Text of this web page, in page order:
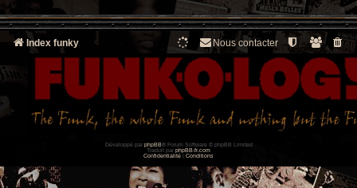
Index funky Nous contacter
Développé par phpBB® Forum Software © phpBB Limited
Traduit par phpBB-fr.com
Confidentialité | Conditions